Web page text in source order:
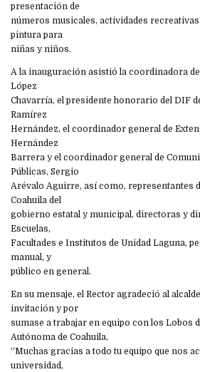
presentación de
números musicales, actividades
pintura para
niñas y niños.
A la inauguración asistió la coordinadora
López
Chavarría, el presidente honorario del DIF
Ramírez
Hernández, el coordinador general de
Hernández
Barrera y el coordinador general de
Públicas, Sergio
Arévalo Aguirre, así como, representantes
Coahuila del
gobierno estatal y municipal, directoras y
Escuelas,
Facultades e Institutos de Unidad Laguna,
manual, y
público en general.
En su mensaje, el Rector agradeció al
invitación y por
sumase a trabajar en equipo con los Lobos
Autónoma de Coahuila,
“Muchas gracias a todo tu equipo que nos
universidad,